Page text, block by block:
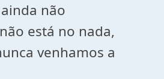
não
está no nada,
venhamos a